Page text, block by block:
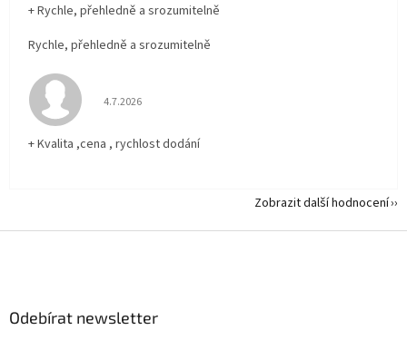
+ Rychle, přehledně a srozumitelně
Rychle, přehledně a srozumitelně
Hodnocení obchodu je 5 z 5 hvězdiček.
4.7.2026
+ Kvalita ,cena , rychlost dodání
Zobrazit další hodnocení
Odebírat newsletter